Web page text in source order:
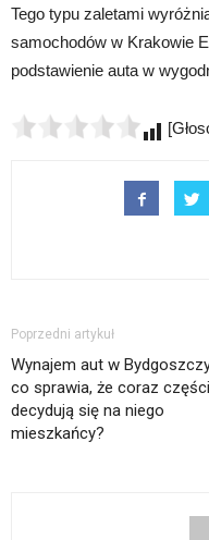
Tego typu zaletami
samochodów w Krakowie
podstawienie auta w
Poprzedni artykuł
Wynajem aut w
co sprawia, że coraz
decydują się na niego
mieszkańcy?